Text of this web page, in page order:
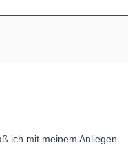
ich mit meinem Anliegen